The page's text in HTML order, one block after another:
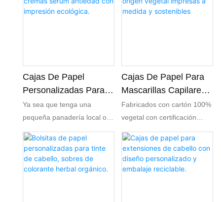
marcas exclusivas,
que buscan optimizar su
estrategia de embalaje
sostenible.
para lucir el logotipo de su
Cajas De Papel
Personalizadas Para
Cremas Sérum
Antiedad Con
Impresión Ecológica.
Ya sea que tenga una
pequeña panadería local o
una gran cadena de
cafeterías, nuestras bolsas
de papel personalizadas
para pan combinan
Cajas De Papel Para
Mascarillas Capilares
De Origen Vegetal
Impresas A Medida Y
Sostenibles
Fabricados con cartón 100%
vegetal con certificación
FSC, nuestros envases son
totalmente reciclables y
compostables, lo que
permite a su marca alcanzar